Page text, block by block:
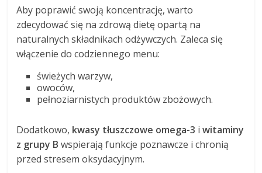
Aby poprawić swoją koncentrację, warto
zdecydować się na zdrową dietę opartą na
naturalnych składnikach odżywczych. Zaleca się
włączenie do codziennego menu:
świeżych warzyw,
owoców,
pełnoziarnistych produktów zbożowych.
Dodatkowo, kwasy tłuszczowe omega-3 iwitaminy
z grupy B wspierają funkcje poznawcze i chronią
przed stresem oksydacyjnym.